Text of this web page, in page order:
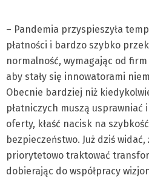
– Pandemia przyspieszyła
płatności i bardzo szybko
normalność, wymagając od
aby stały się innowatorami
Obecnie bardziej niż
płatniczych muszą usprawniać
oferty, kłaść nacisk na
bezpieczeństwo. Już dziś
priorytetowo traktować
dobierając do współpracy